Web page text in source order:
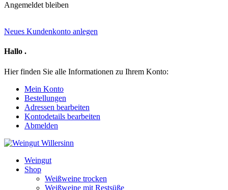
Angemeldet bleiben
Neues Kundenkonto anlegen
Hallo .
Hier finden Sie alle Informationen zu Ihrem Konto:
Mein Konto
Bestellungen
Adressen bearbeiten
Kontodetails bearbeiten
Abmelden
Weingut
Shop
Weißweine trocken
Weißweine mit Restsüße